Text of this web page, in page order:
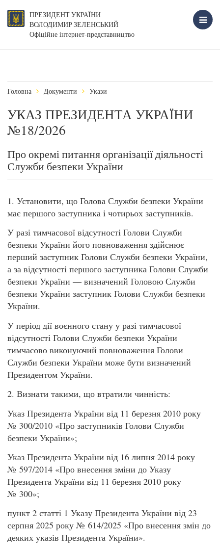
ПРЕЗИДЕНТ УКРАЇНИ
ВОЛОДИМИР ЗЕЛЕНСЬКИЙ
Офіційне інтернет-представництво
Головна Документи Укази
УКАЗ ПРЕЗИДЕНТА УКРАЇНИ
№18/2026
Про окремі питання організації діяльності
Служби безпеки України
1. Установити, що Голова Служби безпеки України
має першого заступника і чотирьох заступників.
У разі тимчасової відсутності Голови Служби
безпеки України його повноваження здійснює
перший заступник Голови Служби безпеки України,
а за відсутності першого заступника Голови Служби
безпеки України — визначений Головою Служби
безпеки України заступник Голови Служби безпеки
України.
У період дії воєнного стану у разі тимчасової
відсутності Голови Служби безпеки України
тимчасово виконуючий повноваження Голови
Служби безпеки України може бути визначений
Президентом України.
2. Визнати такими, що втратили чинність:
Указ Президента України від 11 березня 2010 року
№ 300/2010 «Про заступників Голови Служби
безпеки України»;
Указ Президента України від 16 липня 2014 року
№ 597/2014 «Про внесення зміни до Указу
Президента України від 11 березня 2010 року
№ 300»;
пункт 2 статті 1 Указу Президента України від 23
серпня 2025 року № 614/2025 «Про внесення змін до
деяких указів Президента України».